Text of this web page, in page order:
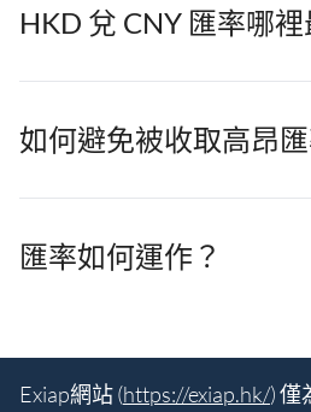
HKD 兌 CNY 匯率哪裡
如何避免被收取高昂匯
匯率如何運作？
Exiap網站 (https://exiap.hk/) 僅